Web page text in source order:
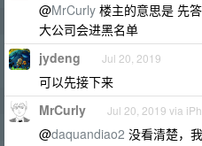
@MrCurly 楼主的意思是 先
大公司会进黑名单
jydeng Jul 20, 2019
可以先接下来
MrCurly Jul 20, 2019 via
@daquandiao2 没看清楚，